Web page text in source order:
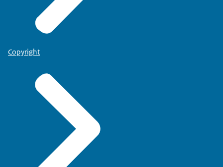
Copyright